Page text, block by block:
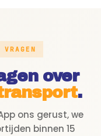
over
.
ons gerust, we
binnen 15